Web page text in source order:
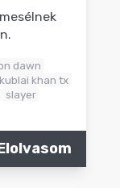
dawn
kublai khan tx
slayer